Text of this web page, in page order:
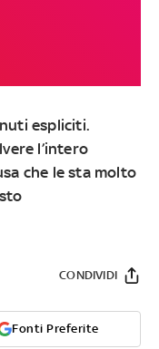
espliciti.
l’intero
che le sta molto
Fonti Preferite
CONDIVIDI